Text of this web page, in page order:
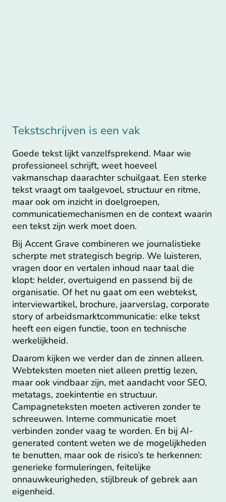
Tekstschrijven is een vak
Goede tekst lijkt vanzelfsprekend. Maar wie
professioneel schrijft, weet hoeveel
vakmanschap daarachter schuilgaat. Een sterke
tekst vraagt om taalgevoel, structuur en ritme,
maar ook om inzicht in doelgroepen,
communicatiemechanismen en de context waarin
een tekst zijn werk moet doen.
Bij Accent Grave combineren we journalistieke
scherpte met strategisch begrip. We luisteren,
vragen door en vertalen inhoud naar taal die
klopt: helder, overtuigend en passend bij de
organisatie. Of het nu gaat om een webtekst,
interviewartikel, brochure, jaarverslag, corporate
story of arbeidsmarktcommunicatie: elke tekst
heeft een eigen functie, toon en technische
werkelijkheid.
Daarom kijken we verder dan de zinnen alleen.
Webteksten moeten niet alleen prettig lezen,
maar ook vindbaar zijn, met aandacht voor SEO,
metatags, zoekintentie en structuur.
Campagneteksten moeten activeren zonder te
schreeuwen. Interne communicatie moet
verbinden zonder vaag te worden. En bij AI-
generated content weten we de mogelijkheden
te benutten, maar ook de risico’s te herkennen:
generieke formuleringen, feitelijke
onnauwkeurigheden, stijlbreuk of gebrek aan
eigenheid.